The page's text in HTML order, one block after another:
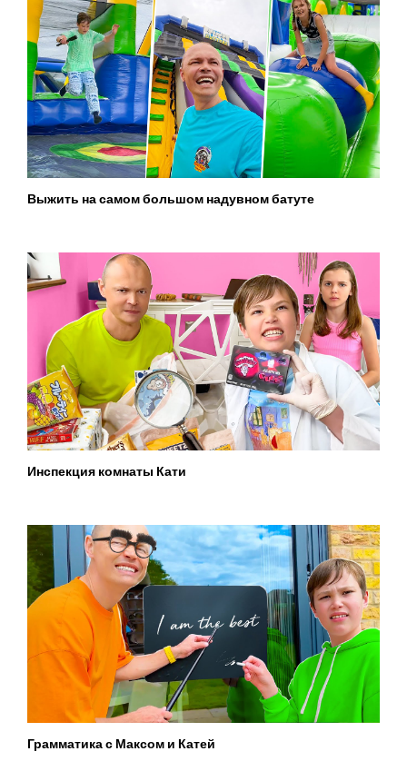
Выжить на самом большом надувном батуте
Инспекция комнаты Кати
Грамматика с Максом и Катей